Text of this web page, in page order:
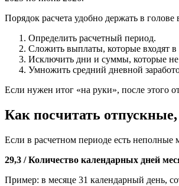
Порядок расчета удобно держать в голове
Определить расчетный период.
Сложить выплаты, которые входят в
Исключить дни и суммы, которые не
Умножить средний дневной
Если нужен итог «на руки», после этого
Как посчитать
Если в расчетном периоде есть неполные
29,3 / Количество календарных дней
Пример: в месяце 31 календарный день,